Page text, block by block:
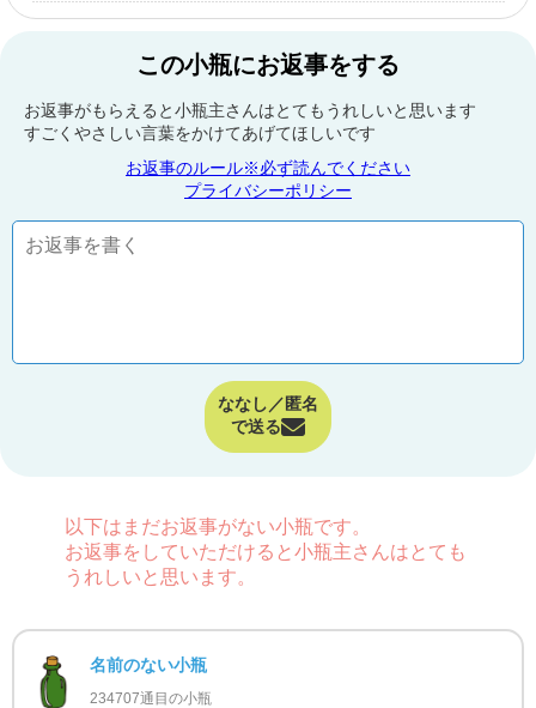
この小瓶にお返事をする
お返事がもらえると小瓶主さんはとてもうれしいと思います
すごくやさしい言葉をかけてあげてほしいです
お返事のルール※必ず読んでください
プライバシーポリシー
ななし／匿名
で送る
以下はまだお返事がない小瓶です。
お返事をしていただけると小瓶主さんはとても
うれしいと思います。
名前のない小瓶
234707通目の小瓶